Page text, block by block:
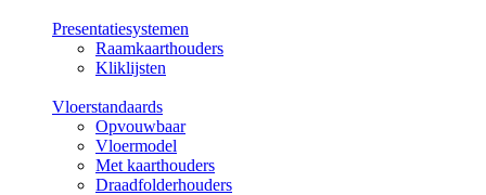
Presentatiesystemen
Raamkaarthouders
Kliklijsten
Vloerstandaards
Opvouwbaar
Vloermodel
Met kaarthouders
Draadfolderhouders